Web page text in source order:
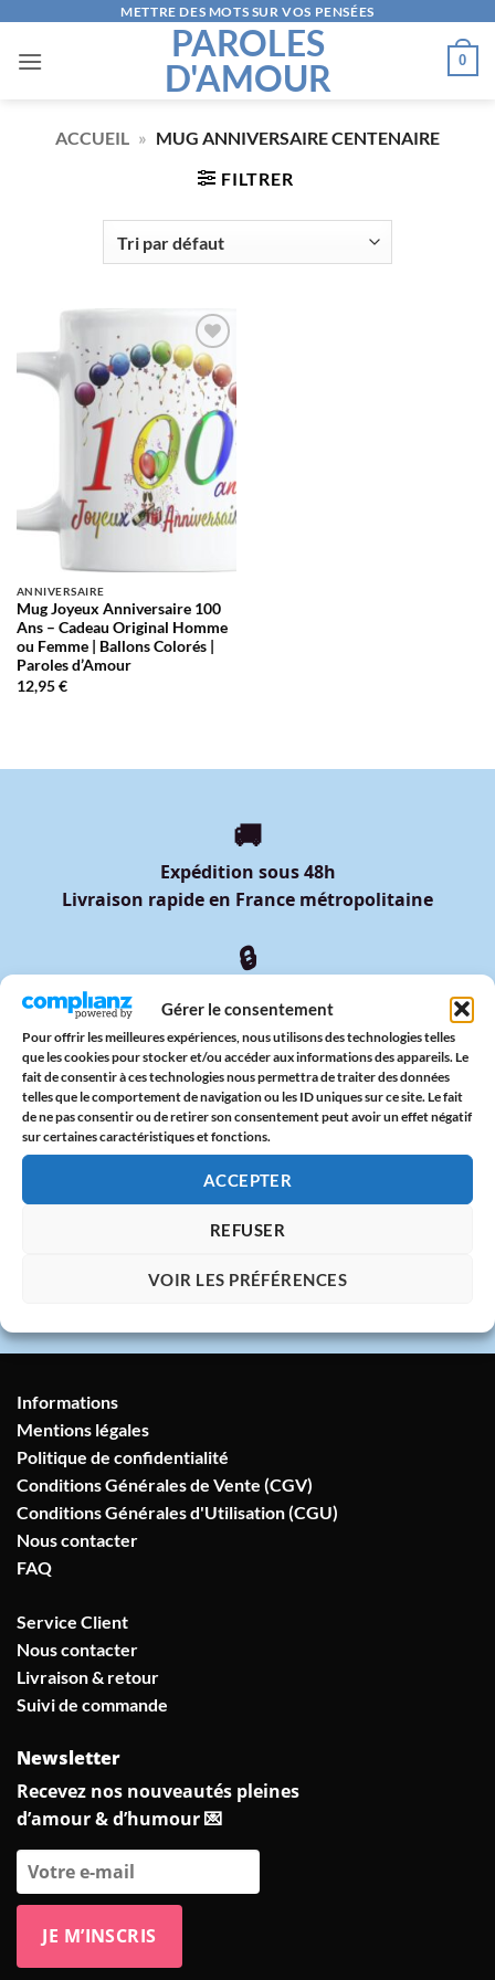
Gérer le consentement
Pour offrir les meilleures expériences, nous utilisons des technologies telles
que les cookies pour stocker et/ou accéder aux informations des appareils. Le
fait de consentir à ces technologies nous permettra de traiter des données
telles que le comportement de navigation ou les ID uniques sur ce site. Le fait
de ne pas consentir ou de retirer son consentement peut avoir un effet négatif
sur certaines caractéristiques et fonctions.
ACCEPTER
REFUSER
VOIR LES PRÉFÉRENCES
contenu
METTRE DES MOTS SUR VOS PENSÉES
PAROLES
D'AMOUR
0
ACCUEIL » MUG ANNIVERSAIRE CENTENAIRE
FILTRER
AJOUTER
À LA
LISTE
D’ENVIES
ANNIVERSAIRE
Mug Joyeux Anniversaire 100
Ans – Cadeau Original Homme
ou Femme | Ballons Colorés |
Paroles d’Amour
12,95€
🚚
Expédition sous 48h
Livraison rapide en France métropolitaine
🔒
CB & PayPal sur serveur protégé
🇫🇷
Atelier en France
Imprimé avec amour dans notre atelier à
Marseille
💬
Service client humain
Informations
Mentions légales
Politique de confidentialité
Conditions Générales de Vente (CGV)
Conditions Générales d'Utilisation (CGU)
Nous contacter
FAQ
Service Client
Nous contacter
Livraison & retour
Suivi de commande
Newsletter
Recevez nos nouveautés pleines
d’amour & d’humour 💌